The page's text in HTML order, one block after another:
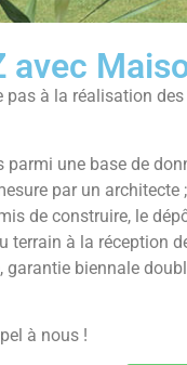
à la réalisation
une base de
par un architecte ;
de construire, le
terrain à la réception
garantie biennale
à nous !